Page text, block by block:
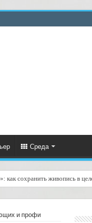
Среда
как сохранить живопись в
и гантелей
и профи